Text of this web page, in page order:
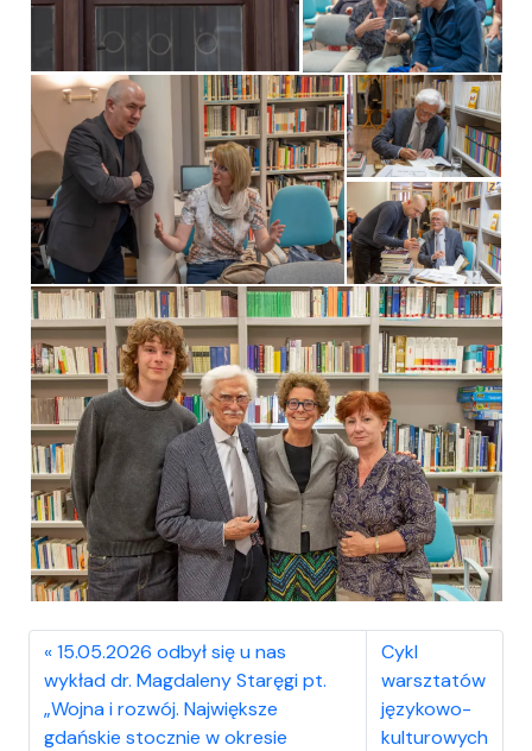
15.05.2026 odbył się u nas
wykład dr. Magdaleny Staręgi pt.
„Wojna i rozwój. Największe
gdańskie stocznie w okresie
Cykl
warsztatów
językowo-
kulturowych